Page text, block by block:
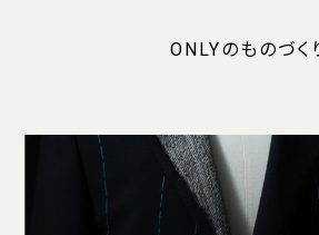
ONLYのものづく